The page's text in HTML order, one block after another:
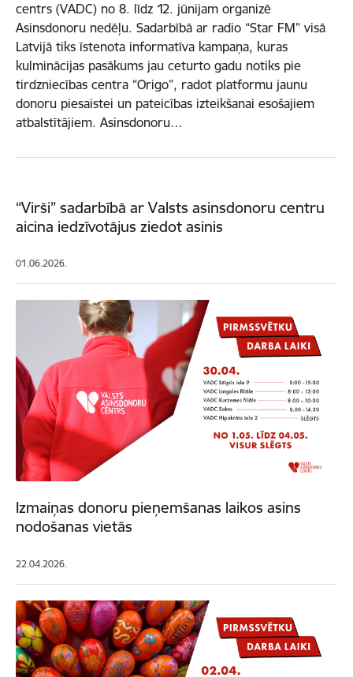
centrs (VADC) no 8. līdz 12. jūnijam organizē
Asinsdonoru nedēļu. Sadarbībā ar radio “Star FM” visā
Latvijā tiks īstenota informatīva kampaņa, kuras
kulminācijas pasākums jau ceturto gadu notiks pie
tirdzniecības centra “Origo”, radot platformu jaunu
donoru piesaistei un pateicības izteikšanai esošajiem
atbalstītājiem. Asinsdonoru…
“Virši” sadarbībā ar Valsts asinsdonoru centru
aicina iedzīvotājus ziedot asinis
01.06.2026.
Izmaiņas donoru pieņemšanas laikos asins
nodošanas vietās
22.04.2026.